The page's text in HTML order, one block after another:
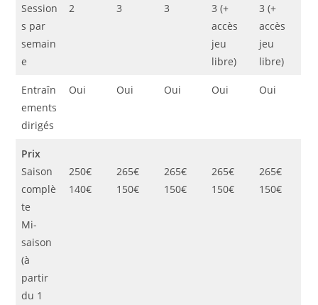
Session
s par
semain
e
2 3 3
3 (+
accès
jeu
libre)
3 (+
accès
jeu
libre)
Entraîn
ements
dirigés
Oui Oui Oui Oui Oui
Prix
Saison
complè
te
Mi-
saison
(à
partir
du 1
250€
140€
265€
150€
265€
150€
265€
150€
265€
150€